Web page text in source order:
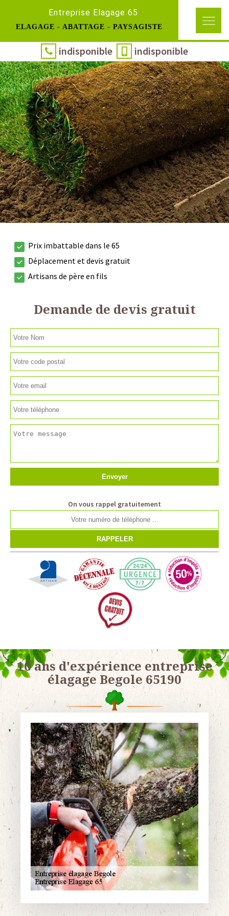
Entreprise Elagage 65
ELAGAGE - ABATTAGE - PAYSAGISTE
indisponible indisponible
Prix imbattable dans le 65
Déplacement et devis gratuit
Artisans de père en fils
Demande de devis gratuit
On vous rappel gratuitement
10 ans d'expérience entreprise
élagage Begole 65190